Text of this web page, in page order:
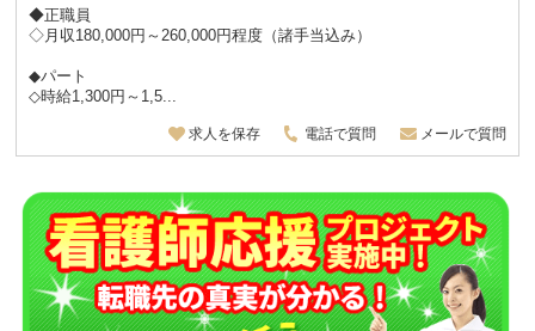
◆正職員
◇月収180,000円～260,000円程度（諸手当込み）
◆パート
◇時給1,300円～1,5...
求人を保存 電話で質問 メールで質問